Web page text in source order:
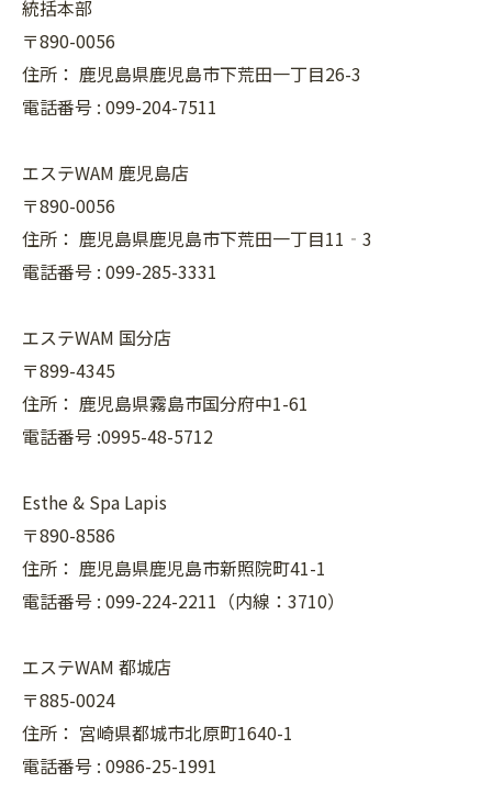
統括本部
〒890-0056
住所： 鹿児島県鹿児島市下荒田一丁目26-3
電話番号 : 099-204-7511
エステWAM 鹿児島店
〒890-0056
住所： 鹿児島県鹿児島市下荒田一丁目11‐3
電話番号 : 099-285-3331
エステWAM 国分店
〒899-4345
住所： 鹿児島県霧島市国分府中1-61
電話番号 :0995-48-5712
Esthe & Spa Lapis
〒890-8586
住所： 鹿児島県鹿児島市新照院町41-1
電話番号 : 099-224-2211（内線：3710）
エステWAM 都城店
〒885-0024
住所： 宮崎県都城市北原町1640-1
電話番号 : 0986-25-1991